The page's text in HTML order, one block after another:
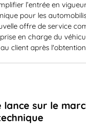
l’entrée en
pour les
offre de service
en charge du
client après
lance sur le